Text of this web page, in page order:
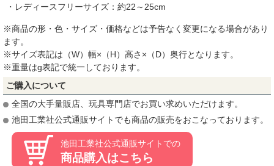
・レディースフリーサイズ：約22～25cm
※商品の形・色・サイズ・価格などは予告なく変更になる場合があり
ます。
※サイズ表記は（W）幅×（H）高さ×（D）奥行となります。
※重量はg表記で統一しております。
ご購入について
全国の大手量販店、玩具専門店でお買い求めいただけます。
池田工業社公式通販サイトでも商品の販売をおこなっております。
池田工業社公式通販サイトでの
商品購入はこちら